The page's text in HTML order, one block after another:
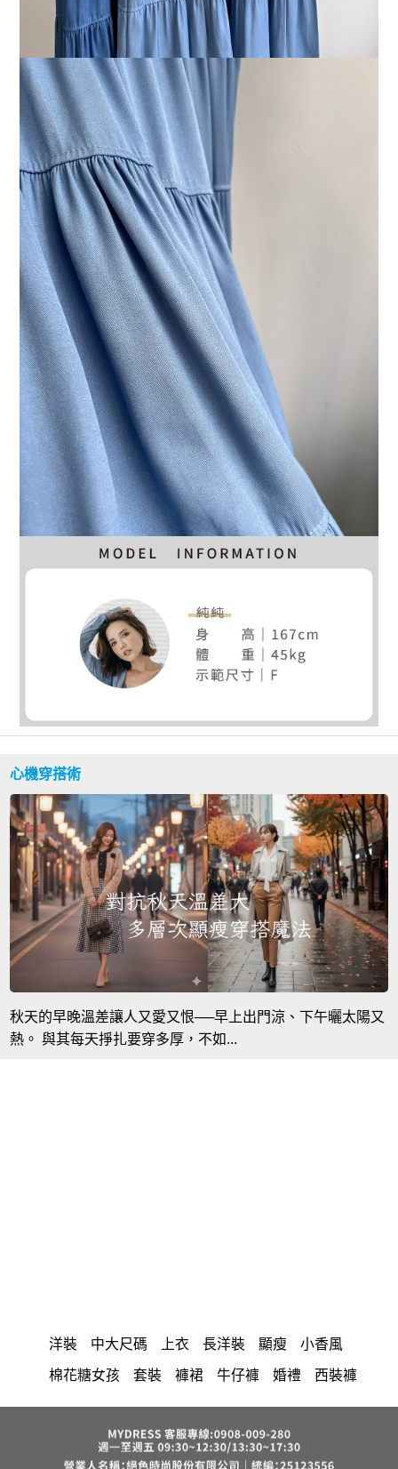
心機穿搭術
秋天的早晚溫差讓人又愛又恨──早上出門涼、下午曬太陽又
熱。 與其每天掙扎要穿多厚，不如...
洋裝 中大尺碼 上衣 長洋裝 顯瘦 小香風
棉花糖女孩 套裝 褲裙 牛仔褲 婚禮 西裝褲
長裙 雪紡 長褲 裙子 襯衫 短洋裝 v領
正韓 洋裝 寬褲 針織 內衣 裙 褲